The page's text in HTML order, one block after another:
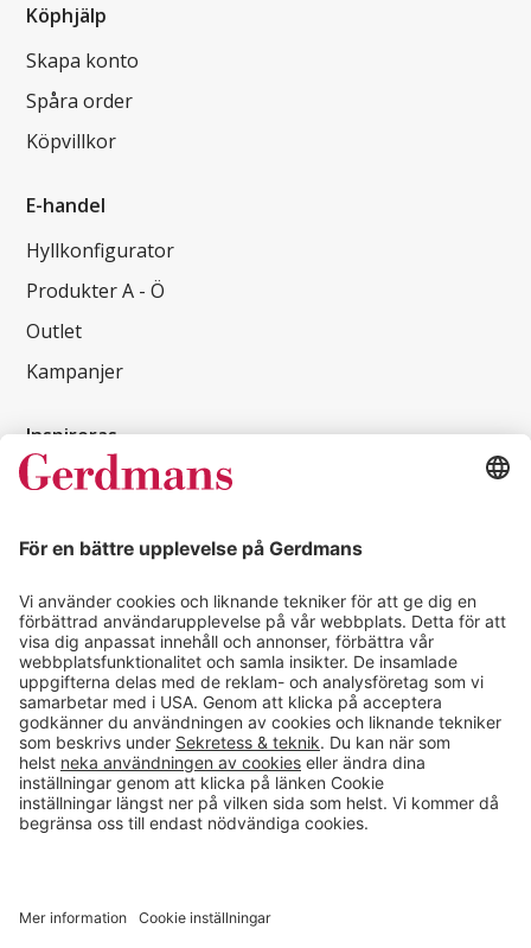
Köphjälp
Skapa konto
Spåra order
Köpvillkor
E-handel
Hyllkonfigurator
Produkter A - Ö
Outlet
Kampanjer
Inspireras
Kundcase
Läsvärt
Kontakt
info@gerdmans.se
0433-740 80
Kundservice öppettider
Vardagar 07.30-17.00
© 2026 Gerdmans Inredningar AB Alla priser är exklusive moms.